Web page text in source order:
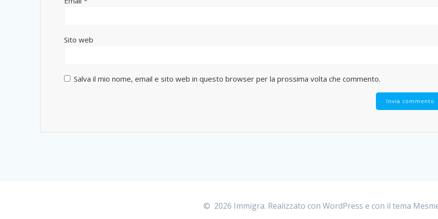
Sito web
Salva il mio nome, email e sito web in questo browser per la prossima volta che commento.
© 2026 Immigra. Realizzato con WordPress e con il tema